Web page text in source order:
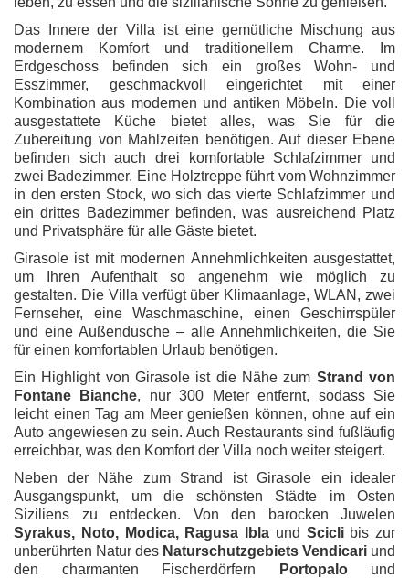
Das Innere der Villa ist eine gemütliche Mischung aus
modernem Komfort und traditionellem Charme. Im
Erdgeschoss befinden sich ein großes Wohn- und
Esszimmer, geschmackvoll eingerichtet mit einer
Kombination aus modernen und antiken Möbeln. Die voll
ausgestattete Küche bietet alles, was Sie für die
Zubereitung von Mahlzeiten benötigen. Auf dieser Ebene
befinden sich auch drei komfortable Schlafzimmer und
zwei Badezimmer. Eine Holztreppe führt vom Wohnzimmer
in den ersten Stock, wo sich das vierte Schlafzimmer und
ein drittes Badezimmer befinden, was ausreichend Platz
und Privatsphäre für alle Gäste bietet.
Girasole ist mit modernen Annehmlichkeiten ausgestattet,
um Ihren Aufenthalt so angenehm wie möglich zu
gestalten. Die Villa verfügt über Klimaanlage, WLAN, zwei
Fernseher, eine Waschmaschine, einen Geschirrspüler
und eine Außendusche – alle Annehmlichkeiten, die Sie
für einen komfortablen Urlaub benötigen.
Ein Highlight von Girasole ist die Nähe zum Strand von
Fontane Bianche, nur 300 Meter entfernt, sodass Sie
leicht einen Tag am Meer genießen können, ohne auf ein
Auto angewiesen zu sein. Auch Restaurants sind fußläufig
erreichbar, was den Komfort der Villa noch weiter steigert.
Neben der Nähe zum Strand ist Girasole ein idealer
Ausgangspunkt, um die schönsten Städte im Osten
Siziliens zu entdecken. Von den barocken Juwelen
Syrakus, Noto, Modica, Ragusa Ibla und Sciclibis zur
unberührten Natur des Naturschutzgebiets Vendicari und
den charmanten Fischerdörfern
Portopalound